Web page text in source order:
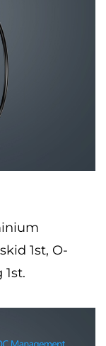
1st, O-